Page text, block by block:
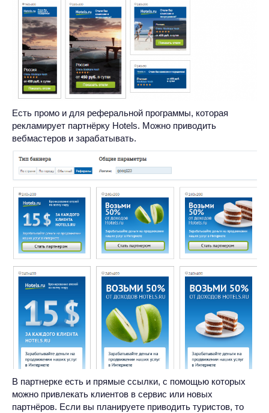
Есть промо и для реферальной программы, которая
рекламирует партнёрку Hotels. Можно приводить
вебмастеров и зарабатывать.
В партнерке есть и прямые ссылки, с помощью которых
можно привлекать клиентов в сервис или новых
партнёров. Если вы планируете приводить туристов, то